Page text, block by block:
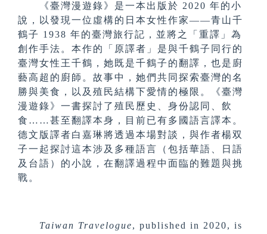
《臺灣漫遊錄》是一本出版於 2020 年的小
說，以發現一位虛構的日本女性作家——青山千
鶴子 1938 年的臺灣旅行記，並將之「重譯」為
創作手法。本作的「原譯者」是與千鶴子同行的
臺灣女性王千鶴，她既是千鶴子的翻譯，也是廚
藝高超的廚師。故事中，她們共同探索臺灣的名
勝與美食，以及殖民結構下愛情的極限。《臺灣
漫遊錄》一書探討了殖民歷史、身份認同、飲
食……甚至翻譯本身，目前已有多國語言譯本。
德文版譯者白嘉琳將透過本場對談，與作者楊双
子一起探討這本涉及多種語言（包括華語、日語
及台語）的小說，在翻譯過程中面臨的難題與挑
戰。
Taiwan Travelogue, published in 2020, is